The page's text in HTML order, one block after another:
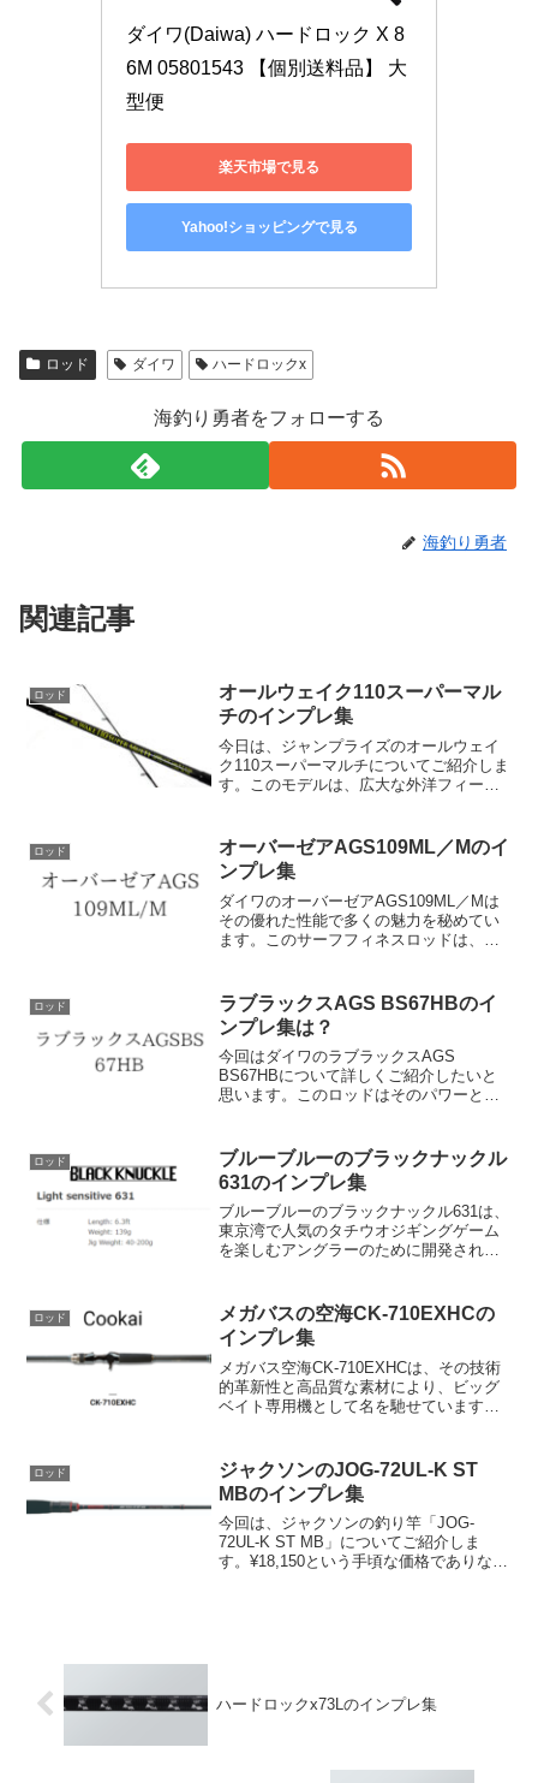
ダイワ(Daiwa) ハードロック X 8
6M 05801543 【個別送料品】 大
型便
楽天市場で見る
Yahoo!ショッピングで見る
ロッド ダイワ ハードロックx
海釣り勇者をフォローする
海釣り勇者
関連記事
ロッド
オールウェイク110スーパーマル
チのインプレ集
今日は、ジャンプライズのオールウェイ
ク110スーパーマルチについてご紹介しま
す。このモデルは、広大な外洋フィール
シリーズ初の11フィートモデルで、サー
フから磯まで幅広く...
ロッド
オーバーゼアAGS109ML／Mのイ
ンプレ集
ダイワのオーバーゼアAGS109ML／Mは
その優れた性能で多くの魅力を秘めてい
ます。このサーフフィネスロッドは、軽
を組み合わせた、理想的なバランス感覚
を持っています。...
ロッド
ラブラックスAGS BS67HBのイ
ンプレ集は？
今回はダイワのラブラックスAGS
BS67HBについて詳しくご紹介したいと
思います。このロッドはそのパワーと汎
しく見ていきましょう。まず、ラブラッ
クスAGS BS67H...
ロッド
ブルーブルーのブラックナックル
631のインプレ集
ブルーブルーのブラックナックル631は、
東京湾で人気のタチウオジギングゲーム
を楽しむアングラーのために開発され
エーションに対応するための特徴が詰ま
った一本となっています。...
ロッド
メガバスの空海CK-710EXHCの
インプレ集
メガバス空海CK-710EXHCは、その技術
的革新性と高品質な素材により、ビッグ
ベイト専用機として名を馳せています。I-
ンスターシーバスや青物を釣り上げる
た...
ロッド
ジャクソンのJOG-72UL-K ST
MBのインプレ集
今回は、ジャクソンの釣り竿「JOG-
72UL-K ST MB」についてご紹介しま
す。¥18,150という手頃な価格でありなが
ハードロックx73Lのインプレ集